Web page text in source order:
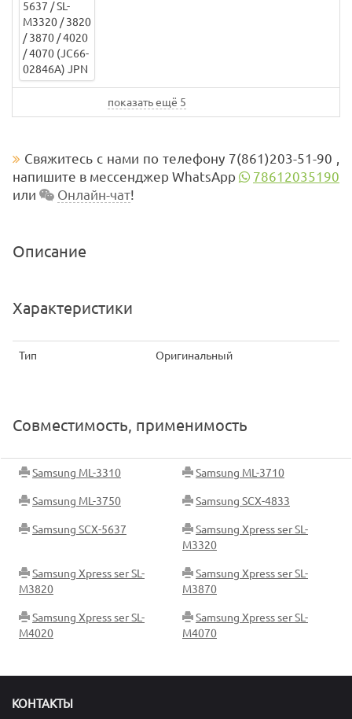
показать ещё 5
Свяжитесь с нами по телефону 7(861)203-51-90 ,
напишите в мессенджер WhatsApp
78612035190
или
Онлайн-чат!
Описание
Характеристики
Тип Оригинальный
Совместимость, применимость
Samsung ML-3310 Samsung ML-3710
Samsung ML-3750 Samsung SCX-4833
Samsung SCX-5637
Samsung Xpress ser SL-
M3320
Samsung Xpress ser SL-
M3820
Samsung Xpress ser SL-
M3870
Samsung Xpress ser SL-
M4020
Samsung Xpress ser SL-
M4070
КОНТАКТЫ